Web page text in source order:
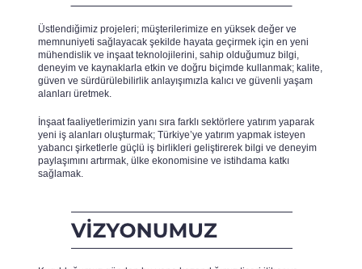
Üstlendiğimiz projeleri; müşterilerimize en yüksek değer ve
memnuniyeti sağlayacak şekilde hayata geçirmek için en yeni
mühendislik ve inşaat teknolojilerini, sahip olduğumuz bilgi,
deneyim ve kaynaklarla etkin ve doğru biçimde kullanmak; kalite,
güven ve sürdürülebilirlik anlayışımızla kalıcı ve güvenli yaşam
alanları üretmek.
İnşaat faaliyetlerimizin yanı sıra farklı sektörlere yatırım yaparak
yeni iş alanları oluşturmak; Türkiye’ye yatırım yapmak isteyen
yabancı şirketlerle güçlü iş birlikleri geliştirerek bilgi ve deneyim
paylaşımını artırmak, ülke ekonomisine ve istihdama katkı
sağlamak.